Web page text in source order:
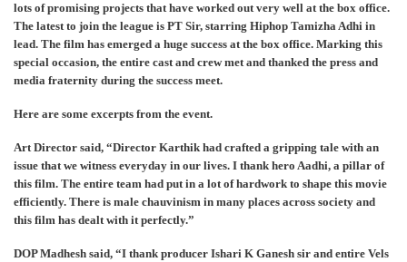
lots of promising projects that have worked out very well at the box office.
The latest to join the league is PT Sir, starring Hiphop Tamizha Adhi in
lead. The film has emerged a huge success at the box office. Marking this
special occasion, the entire cast and crew met and thanked the press and
media fraternity during the success meet.
Here are some excerpts from the event.
Art Director said, “Director Karthik had crafted a gripping tale with an
issue that we witness everyday in our lives. I thank hero Aadhi, a pillar of
this film. The entire team had put in a lot of hardwork to shape this movie
efficiently. There is male chauvinism in many places across society and
this film has dealt with it perfectly.”
DOP Madhesh said, “I thank producer Ishari K Ganesh sir and entire Vels